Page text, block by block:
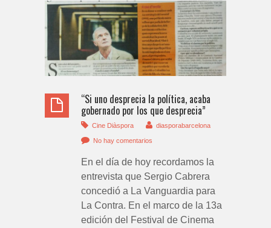
“Si uno desprecia la política, acaba
gobernado por los que desprecia”
Cine Diàspora diasporabarcelona
No hay comentarios
En el día de hoy recordamos la
entrevista que Sergio Cabrera
concedió a La Vanguardia para
La Contra. En el marco de la 13a
edición del Festival de Cinema